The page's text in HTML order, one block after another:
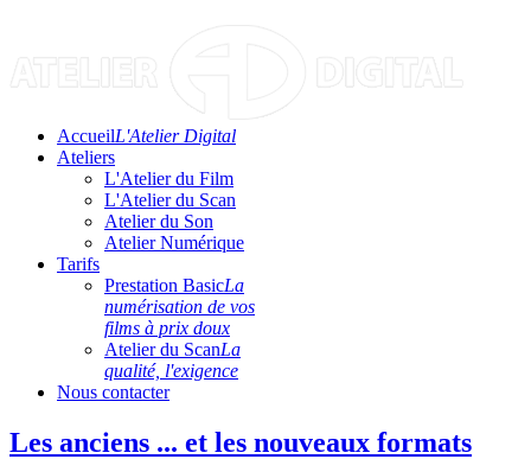
AccueilL'Atelier Digital
Ateliers
L'Atelier du Film
L'Atelier du Scan
Atelier du Son
Atelier Numérique
Tarifs
Prestation BasicLa
numérisation de vos
films à prix doux
Atelier du ScanLa
qualité, l'exigence
Nous contacter
Les anciens ... et les nouveaux formats